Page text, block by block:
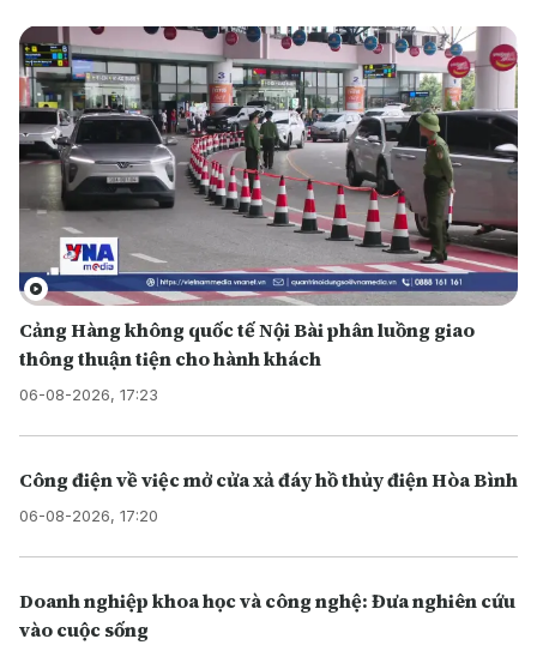
Cảng Hàng không quốc tế Nội Bài phân luồng giao
thông thuận tiện cho hành khách
06-08-2026, 17:23
Công điện về việc mở cửa xả đáy hồ thủy điện Hòa Bình
06-08-2026, 17:20
Doanh nghiệp khoa học và công nghệ: Đưa nghiên cứu
vào cuộc sống